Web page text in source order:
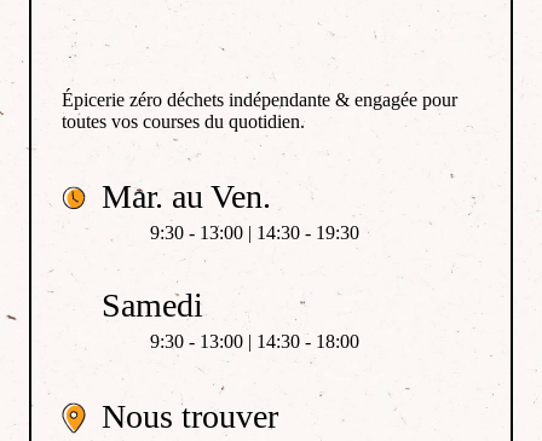
Épicerie zéro déchets indépendante & engagée pour
toutes vos courses du quotidien.
Mar. au Ven.
9:30 - 13:00 | 14:30 - 19:30
Samedi
9:30 - 13:00 | 14:30 - 18:00
Nous trouver